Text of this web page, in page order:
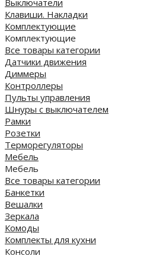
Клавиши. Накладки
Комплектующие
Комплектующие
Все товары категории
Датчики движения
Диммеры
Контроллеры
Пульты управления
Шнуры с выключателем
Рамки
Розетки
Терморегуляторы
Мебель
Мебель
Все товары категории
Банкетки
Вешалки
Зеркала
Комоды
Комплекты для кухни
Консоли